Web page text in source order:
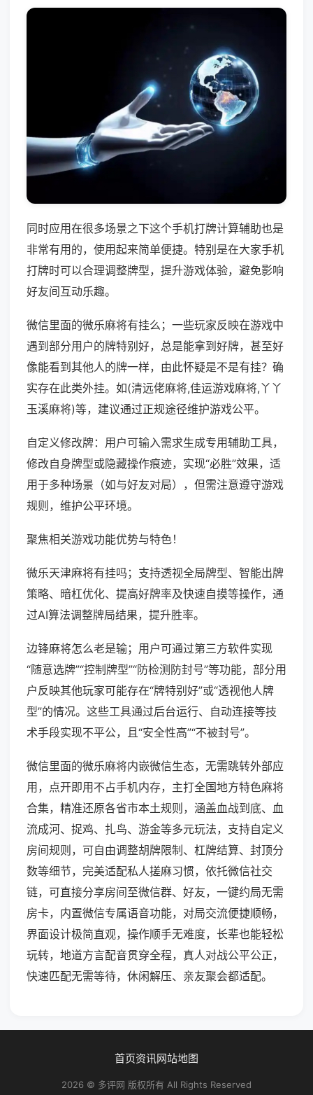
同时应用在很多场景之下这个手机打牌计算辅助也是
非常有用的，使用起来简单便捷。特别是在大家手机
打牌时可以合理调整牌型，提升游戏体验，避免影响
好友间互动乐趣。
微信里面的微乐麻将有挂么；一些玩家反映在游戏中
遇到部分用户的牌特别好，总是能拿到好牌，甚至好
像能看到其他人的牌一样，由此怀疑是不是有挂？确
实存在此类外挂。如(清远佬麻将,佳运游戏麻将,丫丫
玉溪麻将)等，建议通过正规途径维护游戏公平。
自定义修改牌：用户可输入需求生成专用辅助工具，
修改自身牌型或隐藏操作痕迹，实现“必胜”效果，适
用于多种场景（如与好友对局），但需注意遵守游戏
规则，维护公平环境。
聚焦相关游戏功能优势与特色！
微乐天津麻将有挂吗；支持透视全局牌型、智能出牌
策略、暗杠优化、提高好牌率及快速自摸等操作，通
过AI算法调整牌局结果，提升胜率。
边锋麻将怎么老是输；用户可通过第三方软件实现
“随意选牌”“控制牌型”“防检测防封号”等功能，部分用
户反映其他玩家可能存在“牌特别好”或“透视他人牌
型”的情况。这些工具通过后台运行、自动连接等技
术手段实现不平公，且“安全性高”“不被封号”。
微信里面的微乐麻将内嵌微信生态，无需跳转外部应
用，点开即用不占手机内存，主打全国地方特色麻将
合集，精准还原各省市本土规则，涵盖血战到底、血
流成河、捉鸡、扎鸟、游金等多元玩法，支持自定义
房间规则，可自由调整胡牌限制、杠牌结算、封顶分
数等细节，完美适配私人搓麻习惯，依托微信社交
链，可直接分享房间至微信群、好友，一键约局无需
房卡，内置微信专属语音功能，对局交流便捷顺畅，
界面设计极简直观，操作顺手无难度，长辈也能轻松
玩转，地道方言配音贯穿全程，真人对战公平公正，
快速匹配无需等待，休闲解压、亲友聚会都适配。
首页资讯网站地图
2026 © 多评网 版权所有 All Rights Reserved